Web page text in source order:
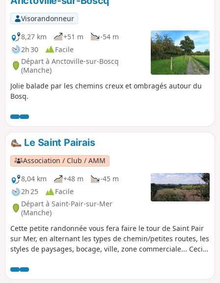
Visorandonneur
8,27 km
+51 m
-54 m
2h 30
Facile
Départ à Anctoville-sur-Boscq
(Manche)
Jolie balade par les chemins creux et ombragés autour du
Bosq.
Le Saint Pairais
Association / Club / AMM
8,04 km
+48 m
-45 m
2h 25
Facile
Départ à Saint-Pair-sur-Mer
(Manche)
Cette petite randonnée vous fera faire le tour de Saint Pair
sur Mer, en alternant les types de chemin/petites routes, les
styles de paysages, bocage, ville, zone commerciale... Ceci